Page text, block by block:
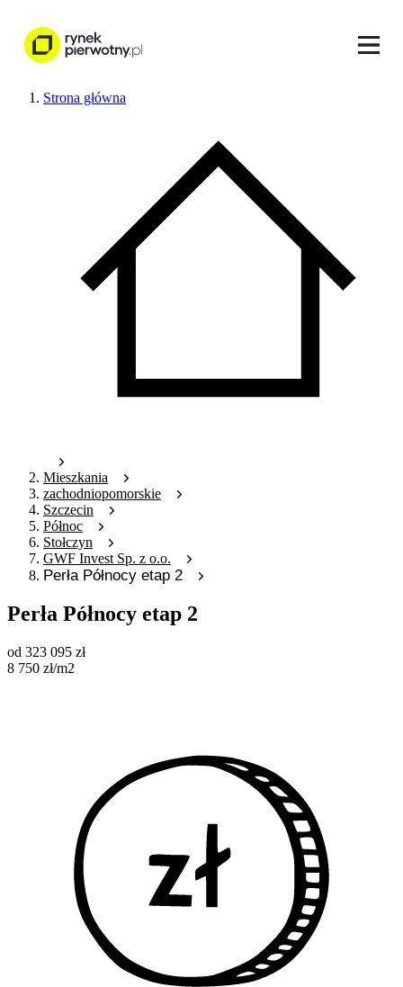
Strona główna
Mieszkania
zachodniopomorskie
Szczecin
Północ
Stołczyn
GWF Invest Sp. z o.o.
Perła Północy etap 2
Perła Północy etap 2
od 323 095 zł
8 750 zł/m2